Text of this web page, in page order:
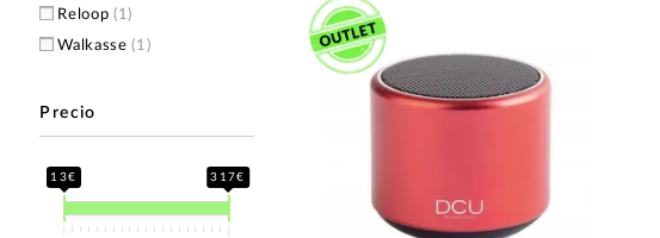
Reloop (1)
Walkasse(1)
Precio
13€ 317€